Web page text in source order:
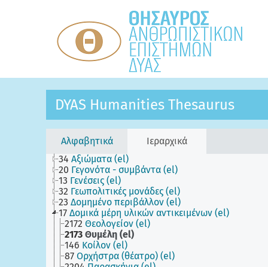
DYAS Humanities Thesaurus
Αλφαβητικά
Ιεραρχικά
34 Αξιώματα (el)
20 Γεγονότα - συμβάντα (el)
13 Γενέσεις (el)
32 Γεωπολιτικές μονάδες (el)
23 Δομημένο περιβάλλον (el)
17 Δομικά μέρη υλικών αντικειμένων (el)
2172 Θεολογείον (el)
2173 Θυμέλη (el)
146 Κοίλον (el)
87 Ορχήστρα (θέατρο) (el)